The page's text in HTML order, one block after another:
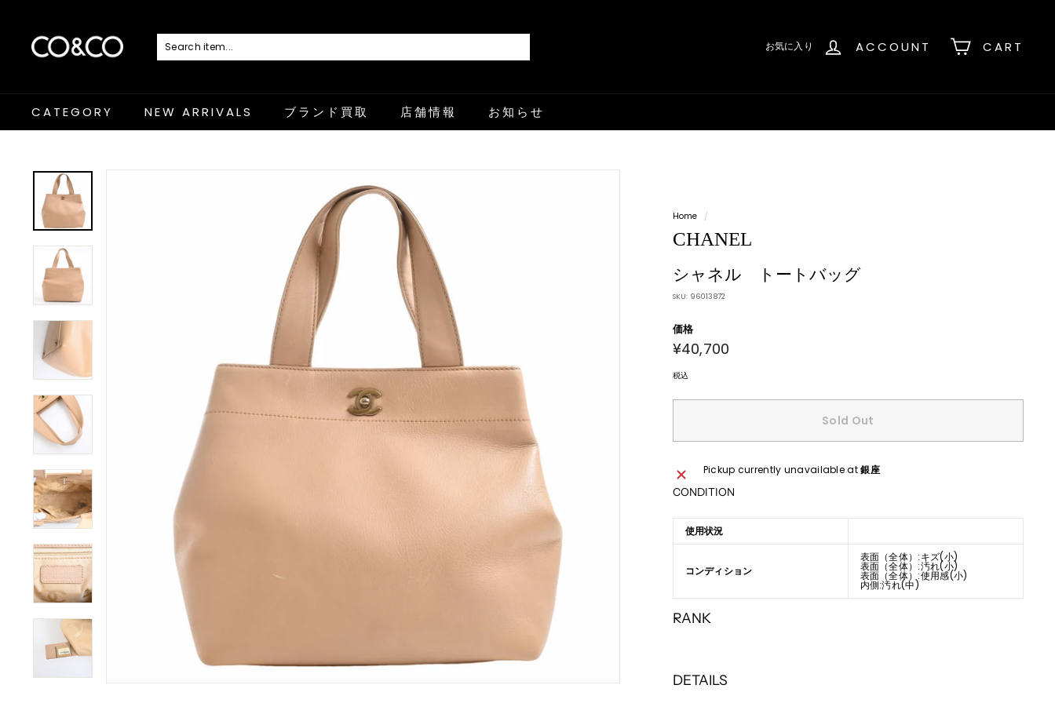
C
O
C
O
Search
お気に入り ACCOUNT CART
CATEGORY NEW ARRIVALS ブランド買取 店舗情報 お知らせ
Home /
CHANEL
シャネル トートバッグ
SKU: 96013872
価格
通
常
格
¥40,700
税込
Sold Out
Pickup currently unavailable at銀座
CONDITION
使用状況
コンディション
表面（全体）:キズ(小)
表面（全体）:汚れ(小)
表面（全体）:使用感(小)
内側:汚れ(中)
RANK
DETAILS